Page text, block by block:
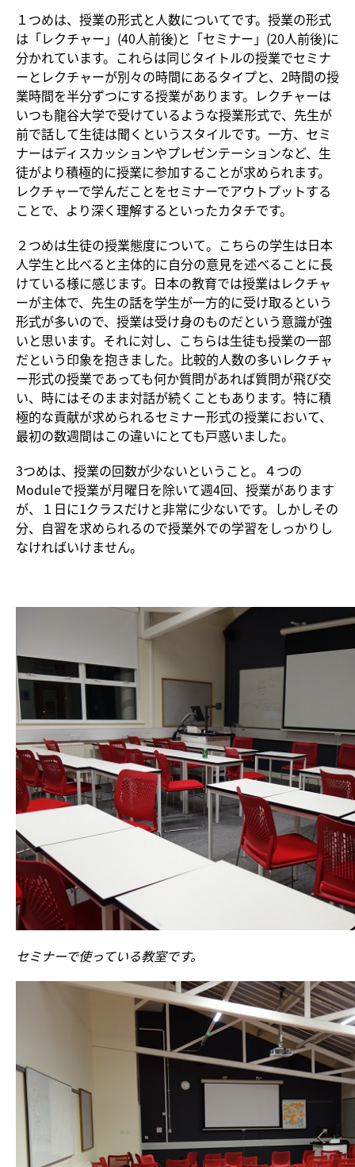
１つめは、授業の形式と人数についてです。授業の形式
は「レクチャー」(40人前後)と「セミナー」(20人前後)に
分かれています。これらは同じタイトルの授業でセミナ
ーとレクチャーが別々の時間にあるタイプと、2時間の授
業時間を半分ずつにする授業があります。レクチャーは
いつも龍谷大学で受けているような授業形式で、先生が
前で話して生徒は聞くというスタイルです。一方、セミ
ナーはディスカッションやプレゼンテーションなど、生
徒がより積極的に授業に参加することが求められます。
レクチャーで学んだことをセミナーでアウトプットする
ことで、より深く理解するといったカタチです。
２つめは生徒の授業態度について。こちらの学生は日本
人学生と比べると主体的に自分の意見を述べることに長
けている様に感じます。日本の教育では授業はレクチャ
ーが主体で、先生の話を学生が一方的に受け取るという
形式が多いので、授業は受け身のものだという意識が強
いと思います。それに対し、こちらは生徒も授業の一部
だという印象を抱きました。比較的人数の多いレクチャ
ー形式の授業であっても何か質問があれば質問が飛び交
い、時にはそのまま対話が続くこともあります。特に積
極的な貢献が求められるセミナー形式の授業において、
最初の数週間はこの違いにとても戸惑いました。
3つめは、授業の回数が少ないということ。４つの
Moduleで授業が月曜日を除いて週4回、授業があります
が、１日に1クラスだけと非常に少ないです。しかしその
分、自習を求められるので授業外での学習をしっかりし
なければいけません。
セミナーで使っている教室です。